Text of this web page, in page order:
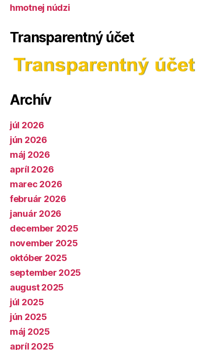
hmotnej núdzi
Transparentný účet
Archív
júl 2026
jún 2026
máj 2026
apríl 2026
marec 2026
február 2026
január 2026
december 2025
november 2025
október 2025
september 2025
august 2025
júl 2025
jún 2025
máj 2025
apríl 2025